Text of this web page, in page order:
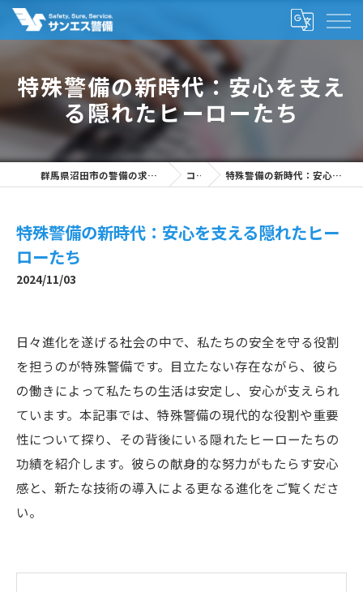
特殊警備の新時代：安心を支え
る隠れたヒーローたち
群馬県沼田市の警備の求人なら株式会社サンエス警備 コラム 特殊警備の新時代：安心を支える隠れたヒーローたち
特殊警備の新時代：安心を支える隠れたヒー
ローたち
2024/11/03
日々進化を遂げる社会の中で、私たちの安全を守る役割
を担うのが特殊警備です。目立たない存在ながら、彼ら
の働きによって私たちの生活は安定し、安心が支えられ
ています。本記事では、特殊警備の現代的な役割や重要
性について探り、その背後にいる隠れたヒーローたちの
功績を紹介します。彼らの献身的な努力がもたらす安心
感と、新たな技術の導入による更なる進化をご覧くださ
い。